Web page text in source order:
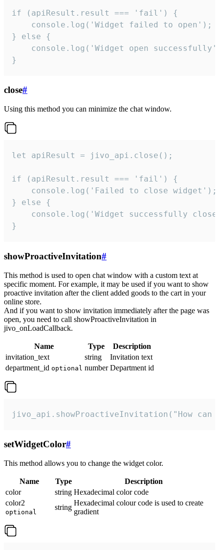
if (apiResult.result === 'fail') {
    console.log('Widget failed to open');
} else {
console.log('Widget open
}
close#
Using this method you can minimize the chat window.
let apiResult = jivo_api.close();
if (apiResult.result === 'fail') {
    console.log('Failed to close widget');
} else {
console.log('Widget successfully
}
showProactiveInvitation#
This method is used to open chat window with a custom text at
specific moment. For example, it may be used if you want to show
proactive invitation after the client added goods to the cart in your
online store.
And if you want to show invitation immediately after the page was
open, you need to call showProactiveInvitation in
jivo_onLoadCallback.
Name Type
Description
invitation_text
string
Invitation text
department_id optional number Department id
jivo_api.showProactiveInvitation("How
setWidgetColor#
This method allows you to change the widget color.
Name Type
Description
color
string Hexadecimal color code
color2
optional
string
Hexadecimal colour code is used to create
gradient